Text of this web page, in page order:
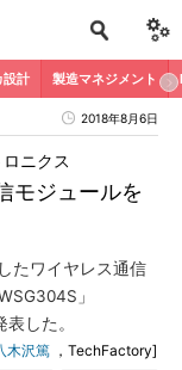
設計 製造マネジメント
2018年8月6日
モジュールを
ニクス
たワイヤレス通信
」
した。
木沢篤 ，TechFactory]